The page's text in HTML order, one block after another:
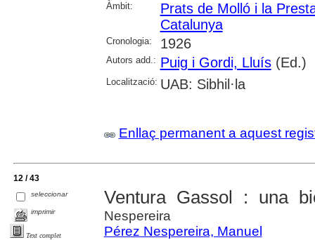
Àmbit:
Prats de Molló i la
Catalunya
Cronologia: 1926
Autors add.: Puig i Gordi, Lluís(Ed.)
Localització: UAB: Sibhil·la
Enllaç permanent a aquest
12 / 43
seleccionar
imprimir
Text complet
Ventura Gassol : una
Nespereira
Pérez Nespereira, Manuel